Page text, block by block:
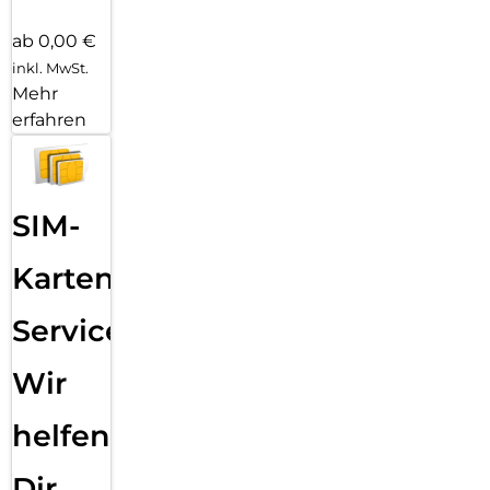
ab 0,00 €
inkl. MwSt.
Mehr
erfahren
SIM-
Karten
Service:
Wir
helfen